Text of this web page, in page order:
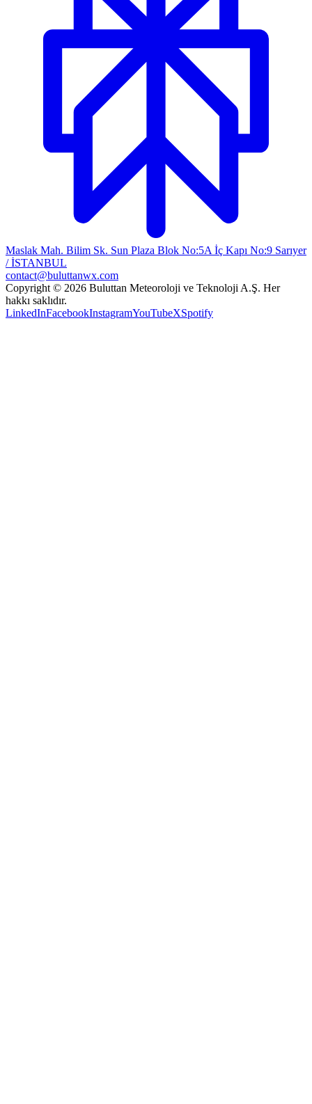
Maslak Mah. Bilim Sk. Sun Plaza Blok No:5A İç Kapı No:9 Sarıyer
/ İSTANBUL
contact@buluttanwx.com
Copyright © 2026 Buluttan Meteoroloji ve Teknoloji A.Ş. Her
hakkı saklıdır.
LinkedInFacebookInstagramYouTubeXSpotify